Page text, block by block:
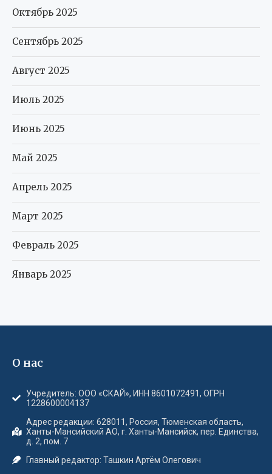
Октябрь 2025
Сентябрь 2025
Август 2025
Июль 2025
Июнь 2025
Май 2025
Апрель 2025
Март 2025
Февраль 2025
Январь 2025
О нас
Учредитель: ООО «СКАЙ», ИНН 8601072491, ОГРН
1228600004137
Адрес редакции: 628011, Россия, Тюменская область,
Ханты-Мансийский АО, г. Ханты-Мансийск, пер. Единства,
д. 2, пом. 7
Главный редактор: Ташкин Артём Олегович